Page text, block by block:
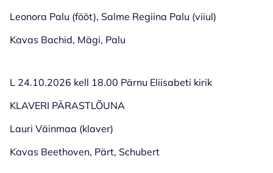
Leonora Palu (fööt), Salme Regiina Palu (viiul)
Kavas Bachid, Mägi, Palu
L 24.10.2026 kell 18.00 Pärnu Eliisabeti kirik
KLAVERI PÄRASTLÕUNA
Lauri Väinmaa (klaver)
Kavas Beethoven, Pärt, Schubert